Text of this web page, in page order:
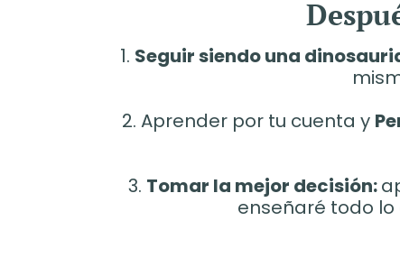
1. Seguir siendo una
2. Aprender por tu cuenta y
3. Tomar la mejor decisión:
enseñaré todo